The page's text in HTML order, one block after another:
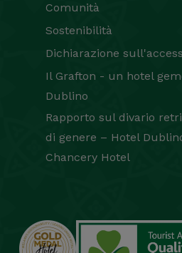
Comunità
Sostenibilità
Dichiarazione
Il Grafton - un hotel
Dublino
Rapporto sul divario
di genere – Hotel
Chancery Hotel